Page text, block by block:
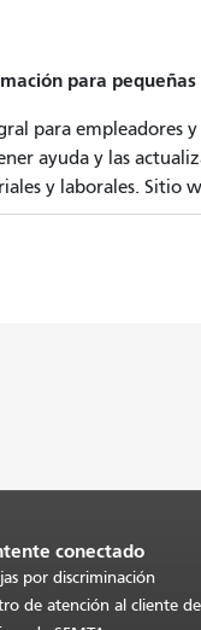
para pequeñas
para empleadores
ayuda y las
y laborales. Sitio
conectado
por discriminación
de atención al cliente